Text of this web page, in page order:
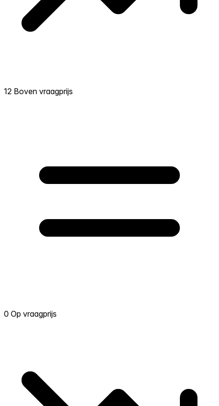
12 Boven vraagprijs
0 Op vraagprijs